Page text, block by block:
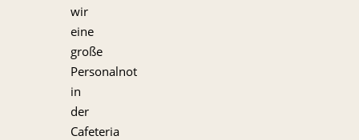
wir
eine
große
Personalnot
in
der
Cafeteria